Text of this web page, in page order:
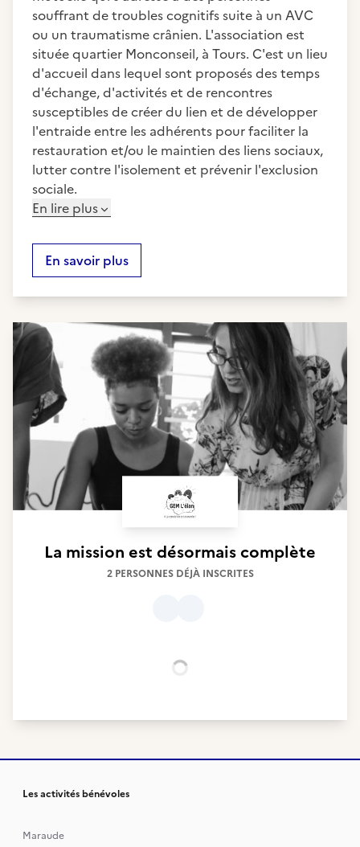
souffrant de troubles cognitifs suite à un AVC
ou un traumatisme crânien. L'association est
située quartier Monconseil, à Tours. C'est un lieu
d'accueil dans lequel sont proposés des temps
d'échange, d'activités et de rencontres
susceptibles de créer du lien et de développer
l'entraide entre les adhérents pour faciliter la
restauration et/ou le maintien des liens sociaux,
lutter contre l'isolement et prévenir l'exclusion
sociale.
En lire plus
En savoir plus
La mission est désormais complète
2 PERSONNES DÉJÀ INSCRITES
Les activités bénévoles
Maraude